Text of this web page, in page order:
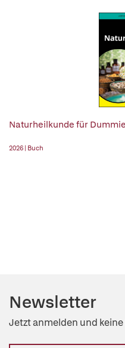
Naturheilkunde für
2026 | Buch
Newsletter
Jetzt anmelden und